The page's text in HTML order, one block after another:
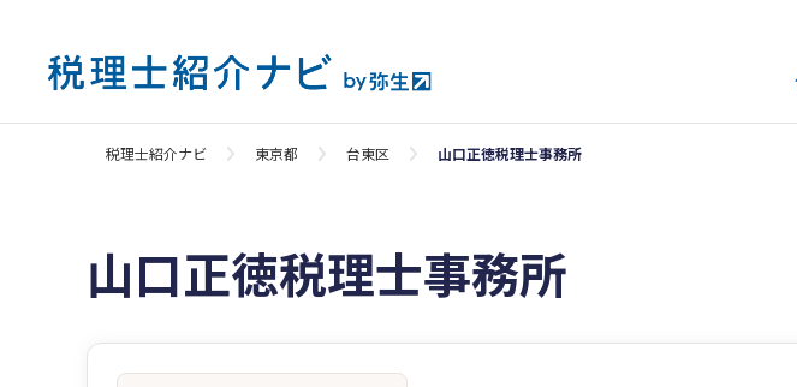
税理士紹介ナビ 東京都 台東区 山口正徳税理士事務所
山口正徳税理士事務所